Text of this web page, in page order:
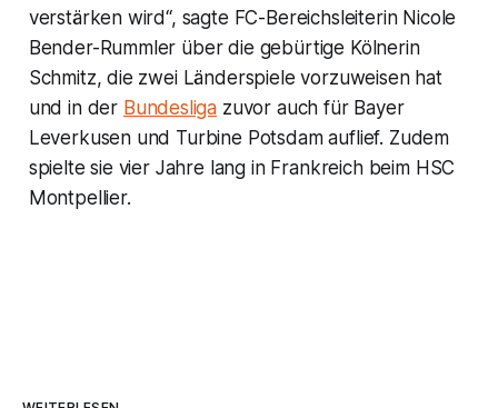
verstärken wird“, sagte FC-Bereichsleiterin Nicole
Bender-Rummler über die gebürtige Kölnerin
Schmitz, die zwei Länderspiele vorzuweisen hat
und in der Bundesliga zuvor auch für Bayer
Leverkusen und Turbine Potsdam auflief. Zudem
spielte sie vier Jahre lang in Frankreich beim HSC
Montpellier.